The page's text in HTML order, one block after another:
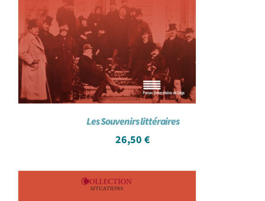
Les Souvenirs littéraires
26,50 €